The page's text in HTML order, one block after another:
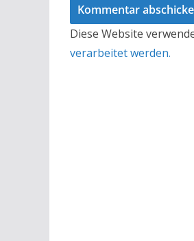
Diese Website
verarbeitet werden.